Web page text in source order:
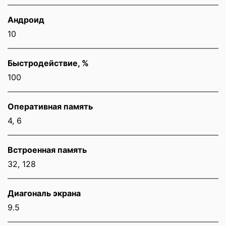
Андроид
10
Быстродействие, %
100
Оперативная память
4, 6
Встроенная память
32, 128
Диагональ экрана
9.5